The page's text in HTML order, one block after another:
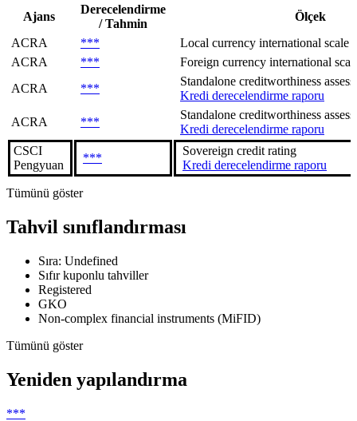
Ajans
Derecelendirme
/ Tahmin
Ölçek
ACRA
***
Local currency international scale
ACRA
***
Foreign currency international
ACRA
***
Standalone creditworthiness
Kredi derecelendirme raporu
ACRA
***
Standalone creditworthiness
Kredi derecelendirme raporu
CSCI
Pengyuan
***
Sovereign сredit rating
Kredi derecelendirme raporu
Tümünü göster
Tahvil sınıflandırması
Sıra: Undefined
Sıfır kuponlu tahviller
Registered
GKO
Non-complex financial instruments (MiFID)
Tümünü göster
Yeniden yapılandırma
***